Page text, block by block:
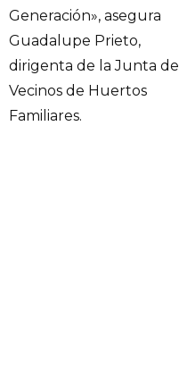
Generación», asegura
Guadalupe Prieto,
dirigenta de la Junta de
Vecinos de Huertos
Familiares.